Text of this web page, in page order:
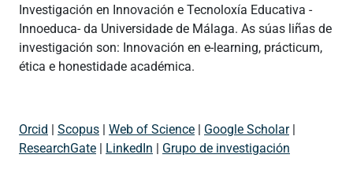
Investigación en Innovación e Tecnoloxía Educativa -
Innoeduca- da Universidade de Málaga. As súas liñas de
investigación son: Innovación en e-learning, prácticum,
ética e honestidade académica.
Orcid Scopus Web of Science Google Scholar|
ResearchGate
LinkedIn Grupo de investigación